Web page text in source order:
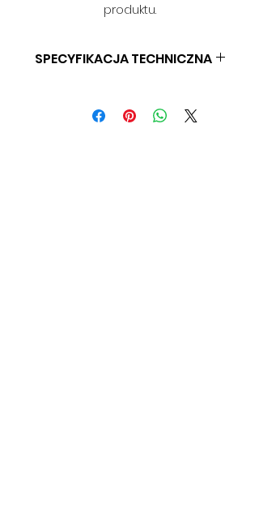
produktu.
SPECYFIKACJA TECHNICZNA
GRAMATURA: BD
SZEROKOŚĆ: 140 CM